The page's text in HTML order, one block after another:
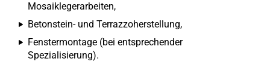
Mosaiklegerarbeiten,
Betonstein- und Terrazzoherstellung,
Fenstermontage (bei entsprechender
Spezialisierung).